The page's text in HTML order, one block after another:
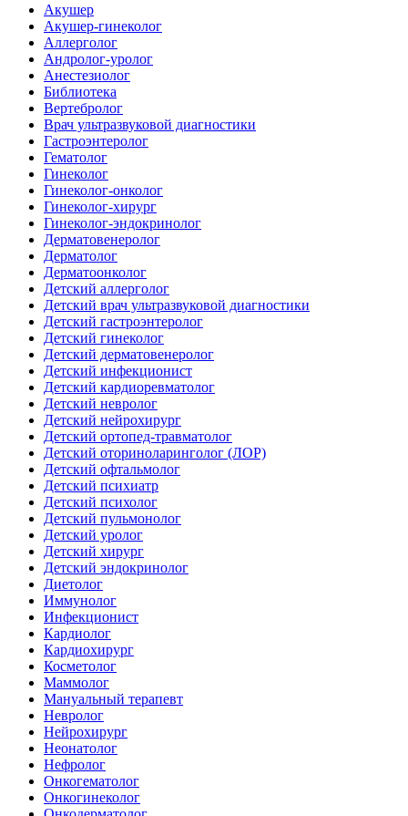
Акушер
Акушер-гинеколог
Аллерголог
Андролог-уролог
Анестезиолог
Библиотека
Вертебролог
Врач ультразвуковой диагностики
Гастроэнтеролог
Гематолог
Гинеколог
Гинеколог-онколог
Гинеколог-хирург
Гинеколог-эндокринолог
Дерматовенеролог
Дерматолог
Дерматоонколог
Детский аллерголог
Детский врач ультразвуковой диагностики
Детский гастроэнтеролог
Детский гинеколог
Детский дерматовенеролог
Детский инфекционист
Детский кардиоревматолог
Детский невролог
Детский нейрохирург
Детский ортопед-травматолог
Детский оториноларинголог (ЛОР)
Детский офтальмолог
Детский психиатр
Детский психолог
Детский пульмонолог
Детский уролог
Детский хирург
Детский эндокринолог
Диетолог
Иммунолог
Инфекционист
Кардиолог
Кардиохирург
Косметолог
Маммолог
Мануальный терапевт
Невролог
Нейрохирург
Неонатолог
Нефролог
Онкогематолог
Онкогинеколог